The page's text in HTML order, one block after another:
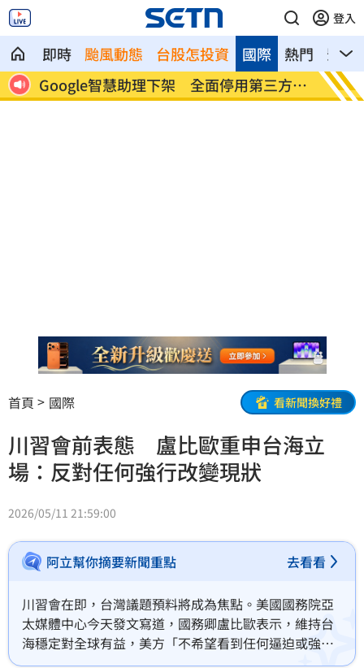
登入
即時 颱風動態 台股怎投資 熱門 影音
國際
慘
Google智慧助理下架 全面停用第三方信
箱
4大超
8」！
首頁 國際 看新聞換好禮
川習會前表態 盧比歐重申台海立
場：反對任何強行改變現狀
2026/05/11 21:59:00
阿立幫你摘要新聞重點 去看看
川習會在即，台灣議題預料將成為焦點。美國國務院亞
太媒體中心今天發文寫道，國務卿盧比歐表示，維持台
海穩定對全球有益，美方「不希望看到任何逼迫或強行
改變現狀」。